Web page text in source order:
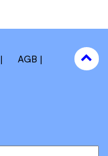
AGB
to
top